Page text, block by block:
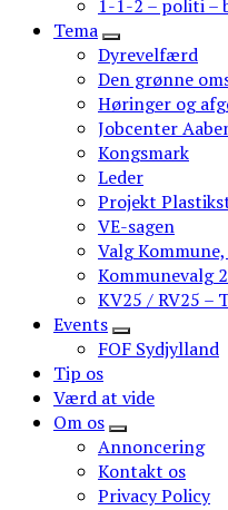
1-1-2 – politi –
Tema
Dyrevelfærd
Den grønne
Høringer og
Jobcenter
Kongsmark
Leder
Projekt
VE-sagen
Valg
Kommunevalg
KV25 / RV25 –
Events
FOF Sydjylland
Tip os
Værd at vide
Om os
Annoncering
Kontakt os
Privacy Policy